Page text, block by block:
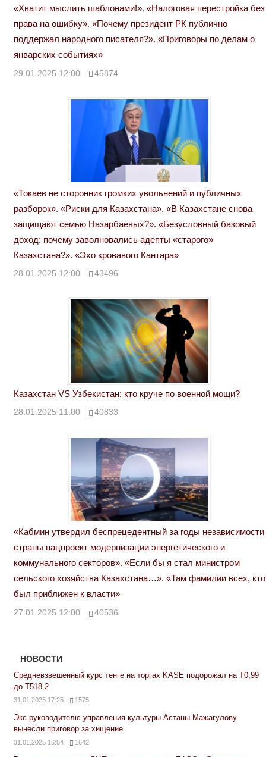
«Хватит мыслить шаблонами!». «Налоговая перестройка без
права на ошибку». «Почему президент РК публично
поддержал народного писателя?». «Приговоры по делам о
январских событиях»
29.01.2025 12:00 45874
«Токаев не сторонник громких увольнений и публичных
разборок». «Риски для Казахстана». «В Казахстане снова
защищают семью Назарбаевых?». «Безусловный базовый
доход: почему заволновались адепты «старого»
Казахстана?». «Эхо кровавого Кантара»
28.01.2025 12:00 43496
Казахстан VS Узбекистан: кто круче по военной мощи?
28.01.2025 11:00 40833
«Кабмин утвердил беспрецедентный за годы независимости
страны нацпроект модернизации энергетического и
коммунального секторов». «Если бы я стал министром
сельского хозяйства Казахстана…». «Там фамилии всех, кто
был приближен к власти»
27.01.2025 12:00 40536
НОВОСТИ
Средневзвешенный курс тенге на торгах KASE подорожал на Т0,99
до Т518,2
31.01.2025 17:25 1575
Экс-руководителю управления культуры Астаны Мажагулову
вынесли приговор за хищение
31.01.2025 16:54 1642